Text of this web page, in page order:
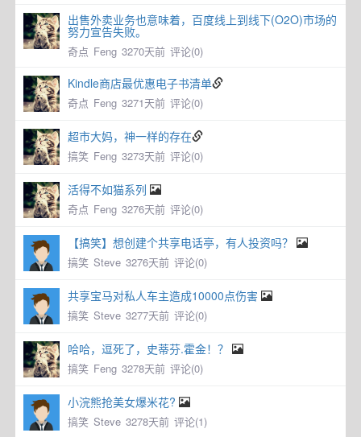
出售外卖业务也意味着，百度线上到线下(O2O)市场的
努力宣告失败。
奇点 Feng 3270天前 评论(0)
Kindle商店最优惠电子书清单
奇点 Feng 3271天前 评论(0)
超市大妈，神一样的存在
搞笑 Feng 3273天前 评论(0)
活得不如猫系列
奇点 Feng 3276天前 评论(0)
【搞笑】想创建个共享电话亭，有人投资吗？
搞笑 Steve 3276天前 评论(0)
共享宝马对私人车主造成10000点伤害
搞笑 Steve 3277天前 评论(0)
哈哈，逗死了，史蒂芬.霍金！？
搞笑 Feng 3278天前 评论(0)
小浣熊抢美女爆米花?
搞笑 Steve 3278天前 评论(1)